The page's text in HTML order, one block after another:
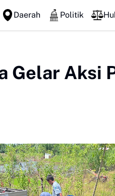
Daerah Politik
Gelar Aksi